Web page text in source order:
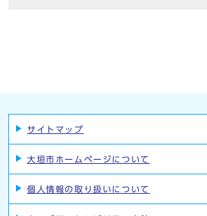
サイトマップ
大垣市ホームページについて
個人情報の取り扱いについて